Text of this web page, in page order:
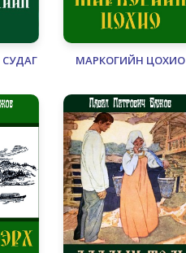
МАРКОГИЙН ЦОХИО